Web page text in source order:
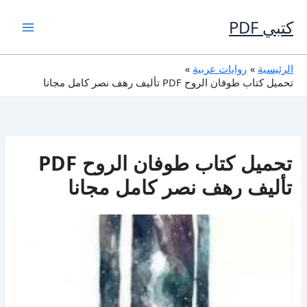
إلى
المحتوى
كتبي PDF
الرئيسية
روايات عربية
تحميل كتاب طوفان الروح PDF تأليف رهف نصر كامل مجانا
تحميل كتاب طوفان الروح PDF
تأليف رهف نصر كامل مجانا